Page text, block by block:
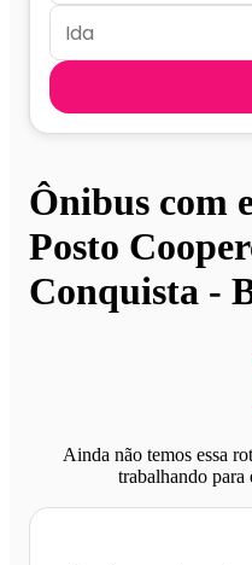
Ônibus com
Posto
Conquista -
Ainda não temos essa
trabalhando para